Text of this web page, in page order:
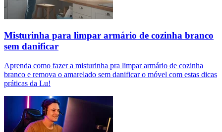
Misturinha para limpar armário de cozinha branco
sem danificar
Aprenda como fazer a misturinha pra limpar armário de cozinha
branco e remova o amarelado sem danificar o móvel com estas dicas
práticas da Lu!